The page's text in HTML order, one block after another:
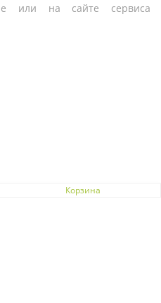
Корзина
или на сайте сервиса